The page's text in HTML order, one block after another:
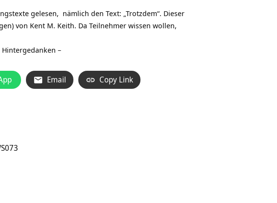
gelesen, nämlich den Text: „Trotzdem“. Dieser
) von Kent M. Keith. Da Teilnehmer wissen wollen,
–
Email Copy Link